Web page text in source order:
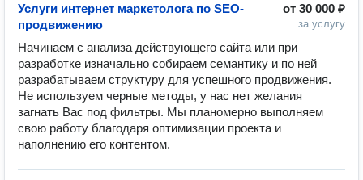
от 30 000 ₽
за услугу
Услуги интернет маркетолога по SEO-
продвижению
Начинаем с анализа действующего сайта или при
разработке изначально собираем семантику и по ней
разрабатываем структуру для успешного продвижения.
Не используем черные методы, у нас нет желания
загнать Вас под фильтры. Мы планомерно выполняем
свою работу благодаря оптимизации проекта и
наполнению его контентом.